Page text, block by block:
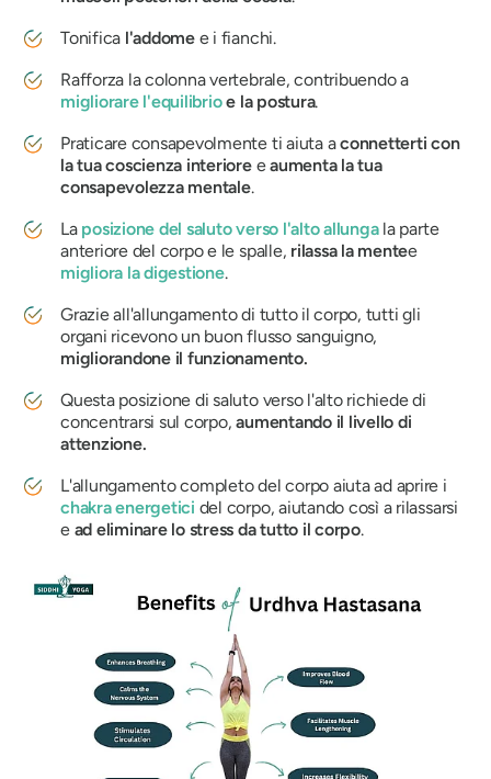
Tonifica l'addomee i fianchi.
Rafforza la colonna vertebrale, contribuendo a
migliorare l'equilibrioe la postura.
Praticare consapevolmente ti aiuta aconnetterti con
la tua coscienza interioreeaumenta la tua
consapevolezza mentale.
La posizione del saluto verso l'alto allungala parte
anteriore del corpo e le spalle, rilassa la mentee
migliora la digestione.
Grazie all'allungamento di tutto il corpo, tutti gli
organi ricevono un buon flusso sanguigno,
migliorandone il funzionamento.
Questa posizione di saluto verso l'alto richiede di
concentrarsi sul corpo,aumentando il livello di
attenzione.
L'allungamento completo del corpo aiuta ad aprire i
chakra energetici del corpo, aiutando così a rilassarsi
e ad eliminare lo stress da tutto il corpo.